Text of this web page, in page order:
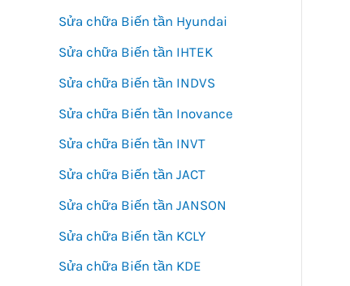
Sửa chữa Biến tần Hyundai
Sửa chữa Biến tần IHTEK
Sửa chữa Biến tần INDVS
Sửa chữa Biến tần Inovance
Sửa chữa Biến tần INVT
Sửa chữa Biến tần JACT
Sửa chữa Biến tần JANSON
Sửa chữa Biến tần KCLY
Sửa chữa Biến tần KDE